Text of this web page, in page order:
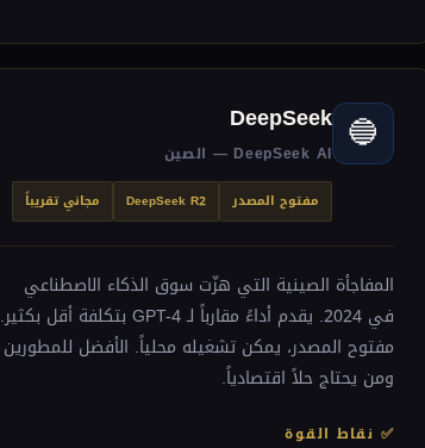
🔵
DeepSeek
DeepSeek AI — الصين
مفتوح المصدر DeepSeek R2 مجاني تقريباً
المفاجأة الصينية التي هزّت سوق الذكاء الاصطناعي
في 2024. يقدم أداءً مقارباً لـ GPT-4 بتكلفة أقل بكثير.
مفتوح المصدر، يمكن تشغيله محلياً. الأفضل للمطورين
ومن يحتاج حلاً اقتصادياً.
✅ نقاط القوة